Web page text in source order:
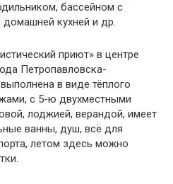
бассейном с
кухней и др.
приют» в центре
Петропавловска-
в виде тёплого
с 5-ю двухместными
лоджией, верандой, имеет
ванны, душ, всё для
летом здесь можно